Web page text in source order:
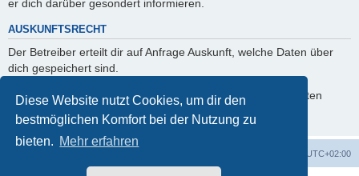
Diese Website nutzt Cookies, um dir den
bestmöglichen Komfort bei der Nutzung zu
bieten. Mehr erfahren
er dich darüber gesondert informieren.
AUSKUNFTSRECHT
Der Betreiber erteilt dir auf Anfrage Auskunft, welche Daten über
dich gespeichert sind.
Du kannst jederzeit die Löschung bzw. Sperrung deiner Daten
verlangen. Kontaktiere hierzu bitte den Betreiber.
UTC+02:00